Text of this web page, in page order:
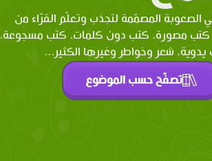
الصعوبة المصمّمة لتجذب وتعلّم القرّاء من
كتب مصورة، كتب دون كلمات، كتب مسجوعة،
شعر وخواطر وغيرها الكثير...
تصفّح حسب الموضوع